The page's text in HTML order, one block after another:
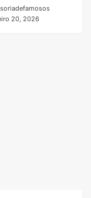
20, 2026